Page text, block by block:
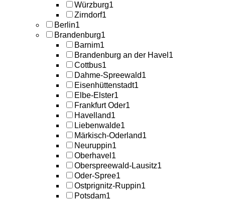
Würzburg1
Zirndorf1
Berlin1
Brandenburg1
Barnim1
Brandenburg an der Havel 1
Cottbus1
Dahme-Spreewald1
Eisenhüttenstadt1
Elbe-Elster1
Frankfurt Oder1
Havelland1
Liebenwalde1
Märkisch-Oderland1
Neuruppin1
Oberhavel 1
Oberspreewald-Lausitz1
Oder-Spree1
Ostprignitz-Ruppin1
Potsdam1